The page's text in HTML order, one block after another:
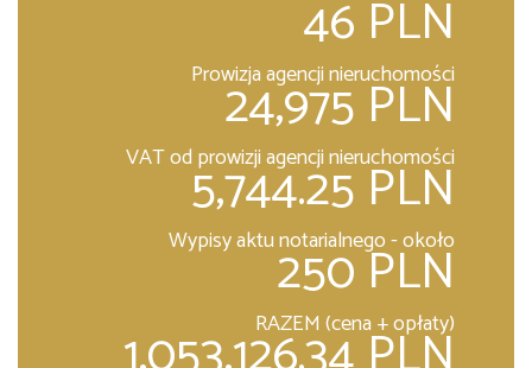
46 PLN
Prowizja agencji nieruchomości
24,975 PLN
VAT od prowizji agencji nieruchomości
5,744.25 PLN
Wypisy aktu notarialnego - około
250 PLN
RAZEM (cena + opłaty)